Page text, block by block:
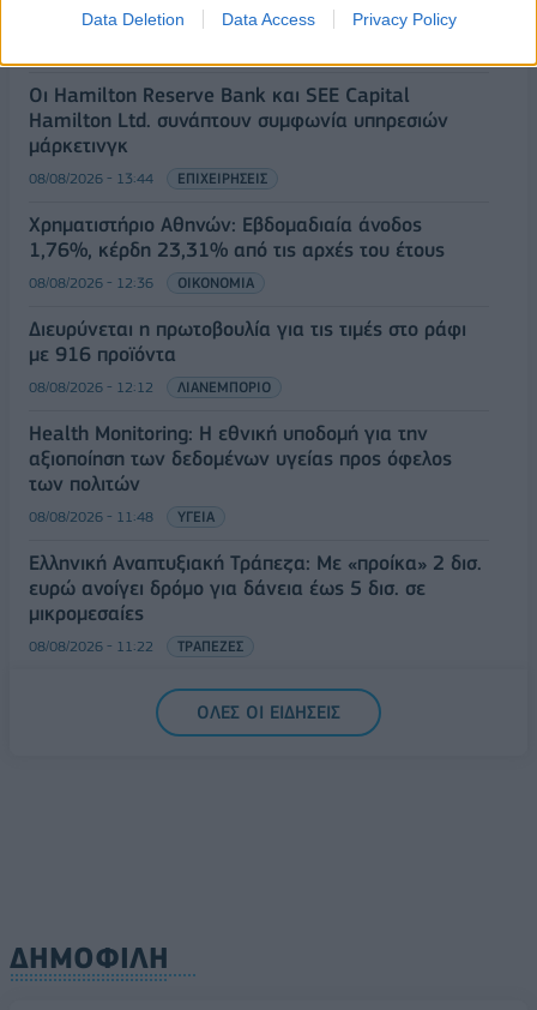
Data Deletion Data Access Privacy Policy
από τον e-ΕΦΚΑ και τη ΔΥΠΑ έως τις 14 Αυγούστου
Οι Hamilton Reserve Bank και SEE Capital
Hamilton Ltd. συνάπτουν συμφωνία υπηρεσιών
μάρκετινγκ
08/08/2026 - 13:44 ΕΠΙΧΕΙΡΗΣΕΙΣ
Χρηματιστήριο Αθηνών: Εβδομαδιαία άνοδος
1,76%, κέρδη 23,31% από τις αρχές του έτους
08/08/2026 - 12:36 ΟΙΚΟΝΟΜΙΑ
Διευρύνεται η πρωτοβουλία για τις τιμές στο ράφι
με 916 προϊόντα
08/08/2026 - 12:12 ΛΙΑΝΕΜΠΟΡΙΟ
Health Monitoring: Η εθνική υποδομή για την
αξιοποίηση των δεδομένων υγείας προς όφελος
των πολιτών
08/08/2026 - 11:48 ΥΓΕΙΑ
Ελληνική Αναπτυξιακή Τράπεζα: Με «προίκα» 2 δισ.
ευρώ ανοίγει δρόμο για δάνεια έως 5 δισ. σε
μικρομεσαίες
08/08/2026 - 11:22 ΤΡΑΠΕΖΕΣ
5G παντού, 6G στον ορίζοντα: Πού βρίσκεται η
Ελλάδα στη μεγάλη τεχνολογική μετάβαση
ΟΛΕΣ ΟΙ ΕΙΔΗΣΕΙΣ
ΔΗΜΟΦΙΛΗ